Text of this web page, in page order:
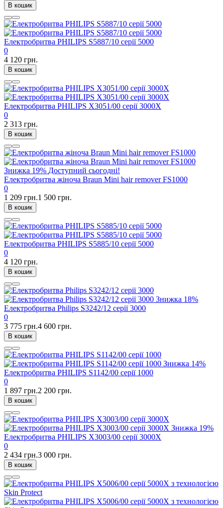
В кошик
Електробритва PHILIPS S5887/10 серії 5000
0
4 120 грн.
В кошик
Електробритва PHILIPS X3051/00 серії 3000X
0
2 313 грн.
В кошик
Знижка 19% Доступний сьогодні!
Електробритва жіноча Braun Mini hair remover FS1000
0
1 209 грн.1 500 грн.
В кошик
Електробритва PHILIPS S5885/10 серії 5000
0
4 120 грн.
В кошик
Знижка 18%
Електробритва Philips S3242/12 серії 3000
0
3 775 грн.4 600 грн.
В кошик
Знижка 14%
Електробритва PHILIPS S1142/00 серії 1000
0
1 897 грн.2 200 грн.
В кошик
Знижка 19%
Електробритва PHILIPS X3003/00 серії 3000X
0
2 434 грн.3 000 грн.
В кошик